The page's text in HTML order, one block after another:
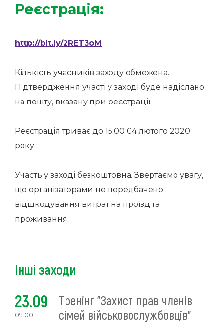
Реєстрація:
http://bit.ly/2RET3oM
Кількість учасників заходу обмежена.
Підтвердження участі у заході буде надіслано
на пошту, вказану при реєстрації.
Реєстрація триває до 15:00 04 лютого 2020
року.
Участь у заході безкоштовна. Звертаємо увагу,
що організаторами не передбачено
відшкодування витрат на проїзд та
проживання.
Інші заходи
23.09
09:00
Тренінг "Захист прав членів
сімей військовослужбовців"